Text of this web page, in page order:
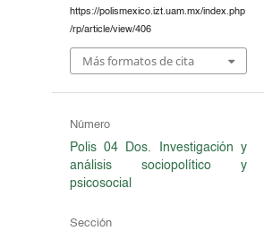
https://polismexico.izt.uam.mx/index.php
/rp/article/view/406
Más formatos de cita
Número
Polis 04 Dos. Investigación y
análisis sociopolítico y
psicosocial
Sección